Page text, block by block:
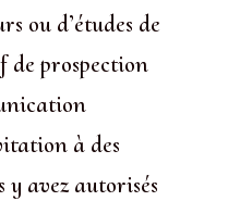
ou d’études de
de prospection
à des
y avez autorisés